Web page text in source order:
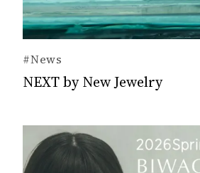
#News
NEXT by New Jewelry